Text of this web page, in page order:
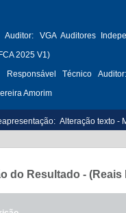
Auditor:
VGA Auditores
2025 V1)
Responsável Técnico Auditor:
Amorim
Alteração texto -